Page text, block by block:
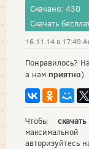
Скачано: 430
Скачать
16.11.14 в 17:49
Понравилось?
а нам приятно).
Чтобы
авторизуйтесь